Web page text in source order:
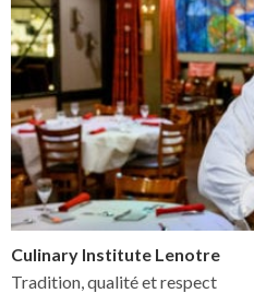
Culinary Institute Lenotre
Tradition, qualité et respect